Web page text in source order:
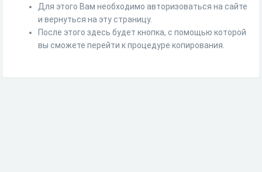
Для этого Вам необходимо авторизоваться на сайте
и вернуться на эту страницу.
После этого здесь будет кнопка, с помощью которой
вы сможете перейти к процедуре копирования.